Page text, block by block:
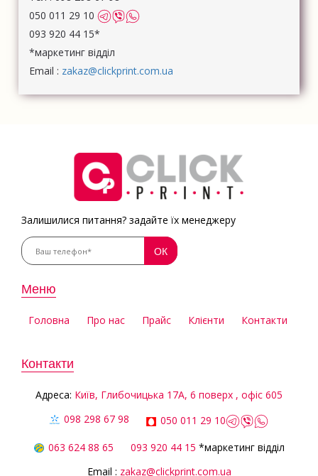
050 011 29 10
093 920 44 15*
*маркетинг відділ
Email : zakaz@clickprint.com.ua
Залишилися питання? задайте їх менеджеру
Меню
Головна Про нас Прайс Клієнти Контакти
Контакти
Aдреса: Київ, Глибочицька 17А, 6 поверх , офіс 605
098 298 67 98
050 011 29 10
063 624 88 65 093 920 44 15 *маркетинг відділ
Email : zakaz@clickprint.com.ua